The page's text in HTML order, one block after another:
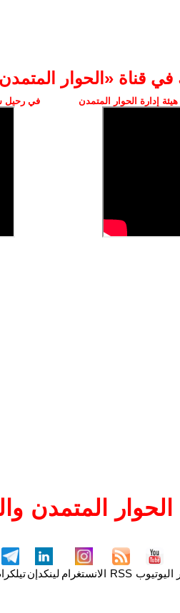
في قناة ‫«الحوار
إدارة الحوار المتمدن في رحيل
المتمدن
اليوتيوب RSS الانستغرام لينكدإن